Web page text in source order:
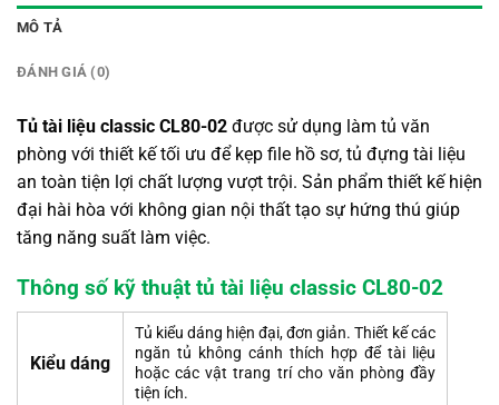
MÔ TẢ
ĐÁNH GIÁ (0)
Tủ tài liệu classic CL80-02 được sử dụng làm tủ văn
phòng với thiết kế tối ưu để kẹp file hồ sơ, tủ đựng tài liệu
an toàn tiện lợi chất lượng vượt trội. Sản phẩm thiết kế hiện
đại hài hòa với không gian nội thất tạo sự hứng thú giúp
tăng năng suất làm việc.
Thông số kỹ thuật tủ tài liệu classic CL80-02
Kiểu dáng
Tủ kiểu dáng hiện đại, đơn giản. Thiết kế các
ngăn tủ không cánh thích hợp để tài liệu
hoặc các vật trang trí cho văn phòng đầy
tiện ích.